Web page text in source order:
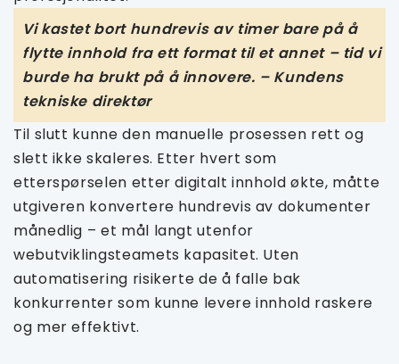
Vi kastet bort hundrevis av timer bare på å
flytte innhold fra ett format til et annet – tid vi
burde ha brukt på å innovere. – Kundens
tekniske direktør
Til slutt kunne den manuelle prosessen rett og
slett ikke skaleres. Etter hvert som
etterspørselen etter digitalt innhold økte, måtte
utgiveren konvertere hundrevis av dokumenter
månedlig – et mål langt utenfor
webutviklingsteamets kapasitet. Uten
automatisering risikerte de å falle bak
konkurrenter som kunne levere innhold raskere
og mer effektivt.